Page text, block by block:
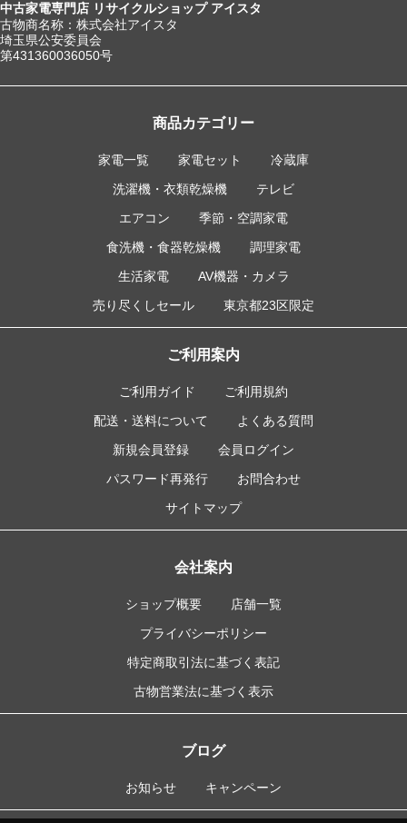
中古家電専門店 リサイクルショップ アイスタ
古物商名称：株式会社アイスタ
埼玉県公安委員会
第431360036050号
商品カテゴリー
家電一覧 家電セット
冷蔵庫
洗濯機・衣類乾燥機
テレビ
エアコン
季節・空調家電
食洗機・食器乾燥機
調理家電
生活家電
AV機器・カメラ
売り尽くしセール
東京都23区限定
ご利用案内
ご利用ガイド
ご利用規約
配送・送料について
よくある質問
新規会員登録
会員ログイン
パスワード再発行
お問合わせ
サイトマップ
会社案内
ショップ概要
店舗一覧
プライバシーポリシー
特定商取引法に基づく表記
古物営業法に基づく表示
ブログ
お知らせ キャンペーン